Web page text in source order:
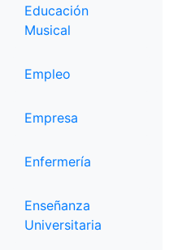
Educación
Musical
Empleo
Empresa
Enfermería
Enseñanza
Universitaria